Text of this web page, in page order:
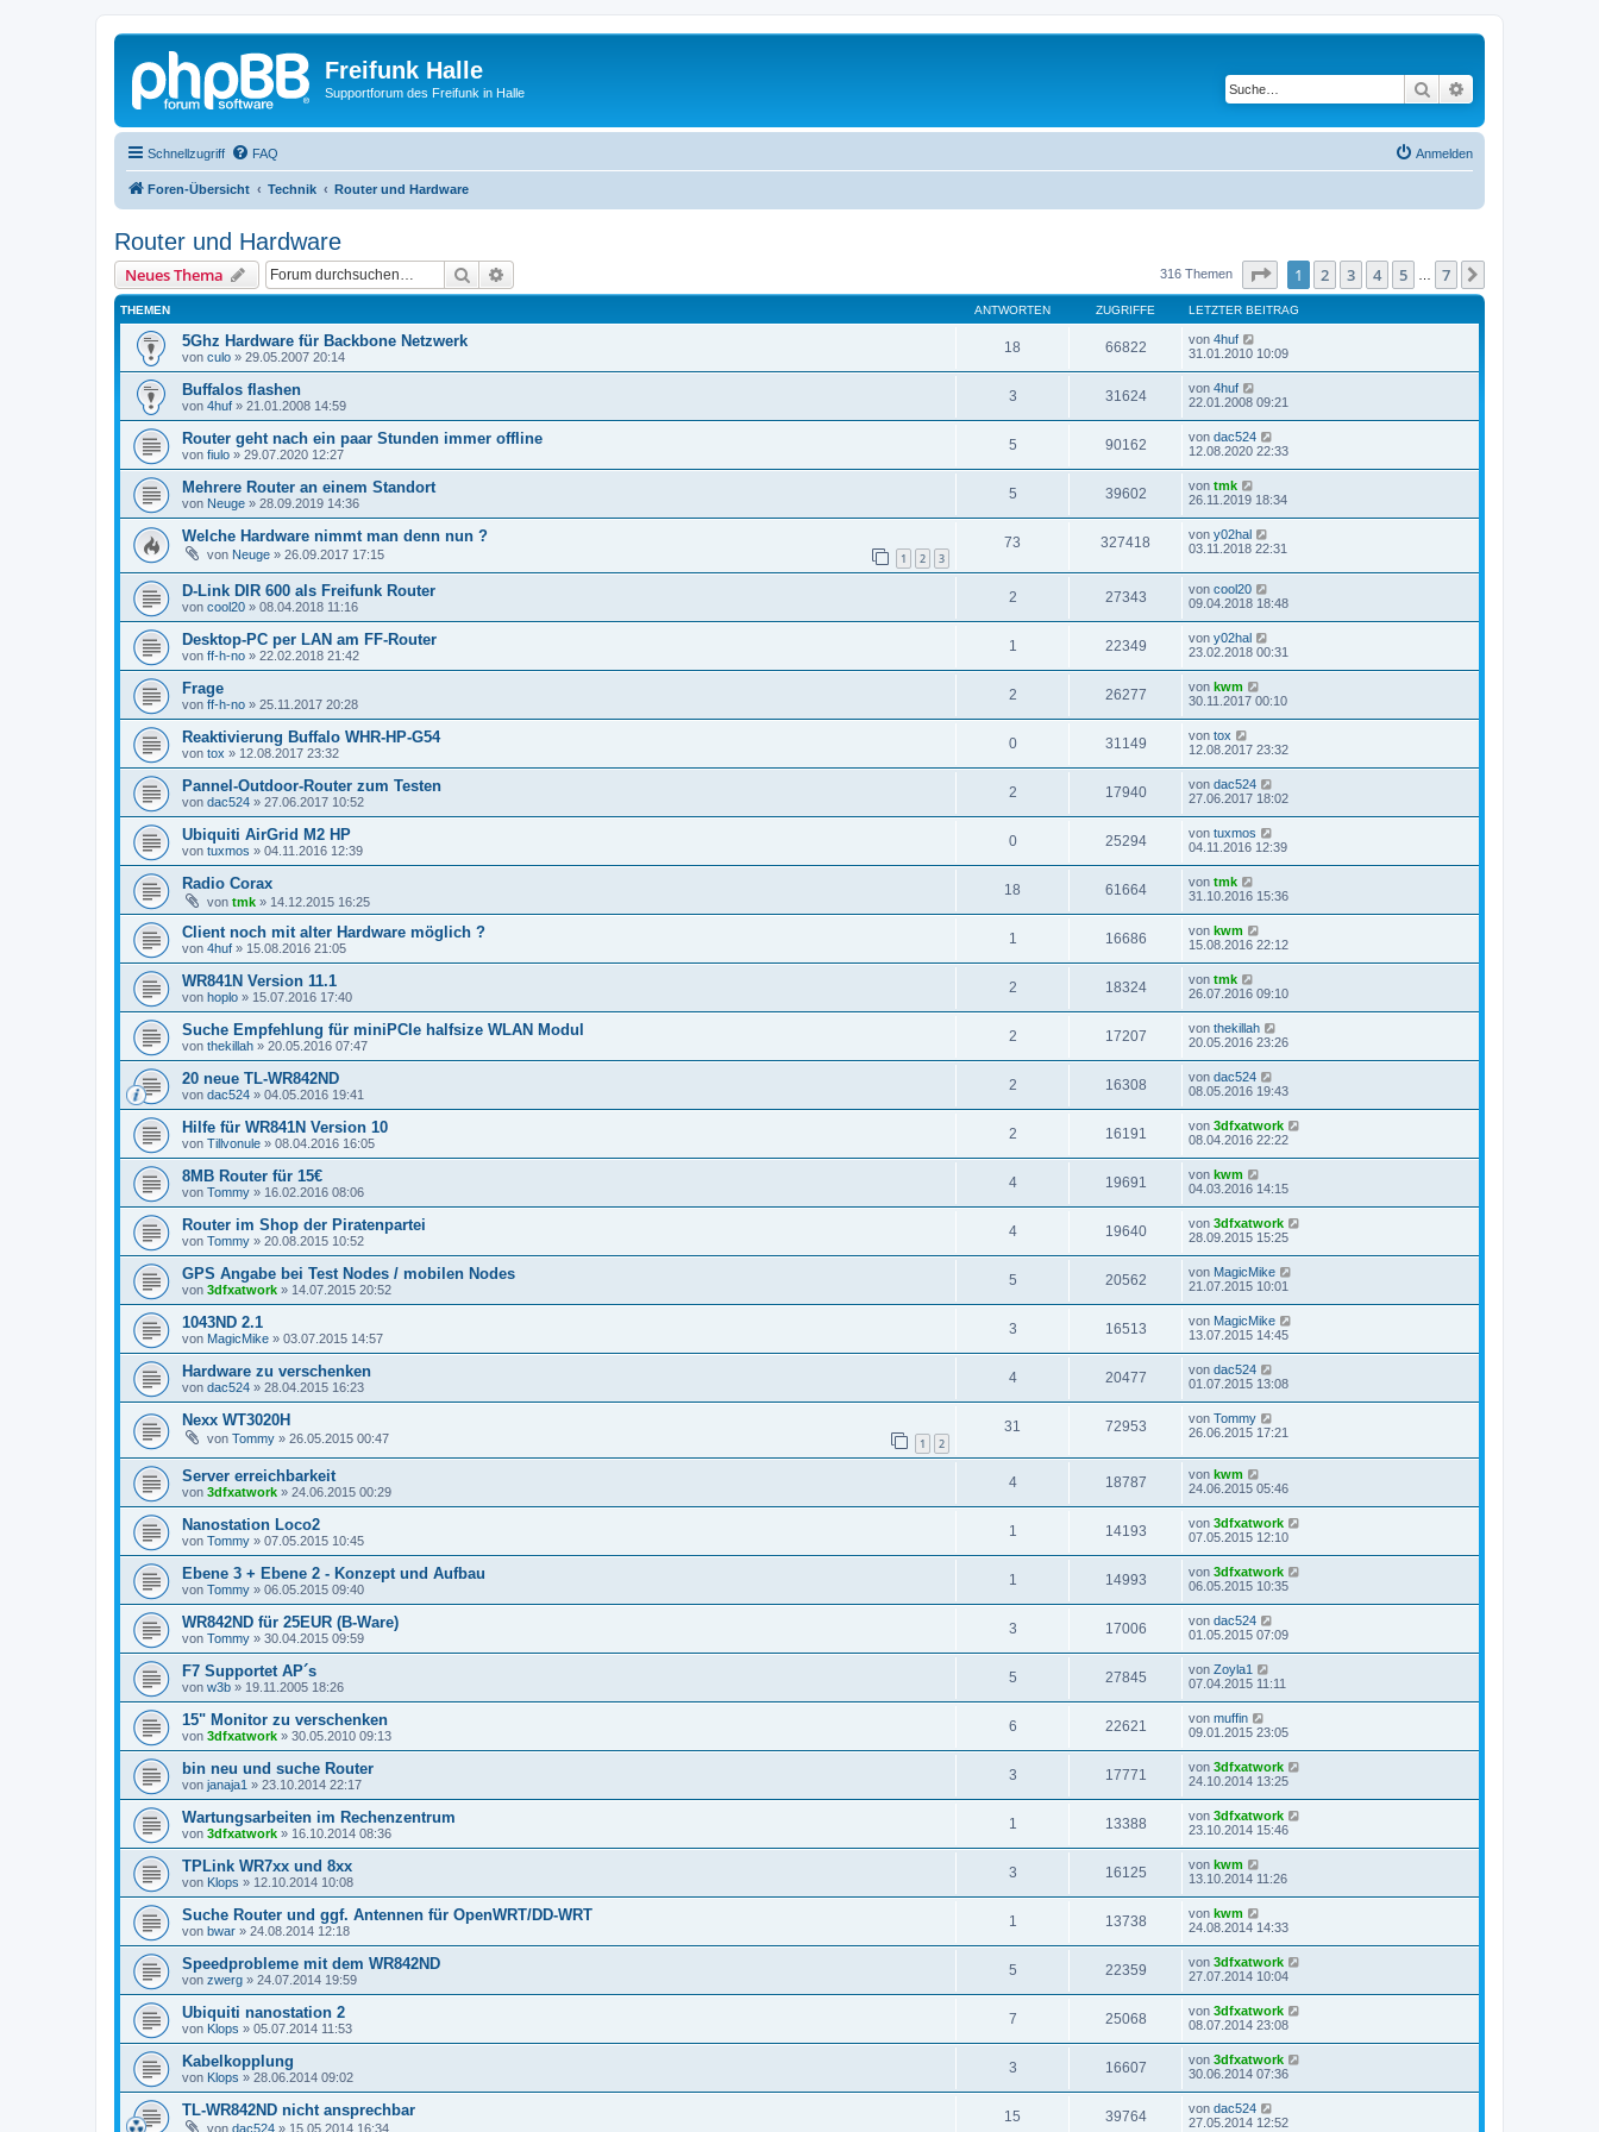
Freifunk Halle
Supportforum des Freifunk in Halle Suche
Schnellzugriff FAQ Anmelden
Foren-Übersicht Technik Router und Hardware
Router und Hardware
Neues Thema Suche 316 Themen Seite von7
1 2 3 4 5 7
THEMEN ANTWORTEN ZUGRIFFE LETZTER BEITRAG
5Ghz Hardware für Backbone Netzwerk
von culo » 29.05.2007 20:14
18 66822 von 4huf
31.01.2010 10:09
Buffalos flashen
von 4huf » 21.01.2008 14:59
3 31624 von 4huf
22.01.2008 09:21
Router geht nach ein paar Stunden immer offline
von fiulo » 29.07.2020 12:27
5 90162 von dac524
12.08.2020 22:33
Mehrere Router an einem Standort
von Neuge » 28.09.2019 14:36
5 39602 von tmk
26.11.2019 18:34
Welche Hardware nimmt man denn nun ?
von Neuge » 26.09.2017 17:15 1 2 3
73 327418 von y02hal
03.11.2018 22:31
D-Link DIR 600 als Freifunk Router
von cool20 » 08.04.2018 11:16
2 27343 von cool20
09.04.2018 18:48
Desktop-PC per LAN am FF-Router
von ff-h-no » 22.02.2018 21:42
1 22349 von y02hal
23.02.2018 00:31
Frage
von ff-h-no » 25.11.2017 20:28
2 26277 von kwm
30.11.2017 00:10
Reaktivierung Buffalo WHR-HP-G54
von tox » 12.08.2017 23:32
0 31149 von tox
12.08.2017 23:32
Pannel-Outdoor-Router zum Testen
von dac524 » 27.06.2017 10:52
2 17940 von dac524
27.06.2017 18:02
Ubiquiti AirGrid M2 HP
von tuxmos » 04.11.2016 12:39
0 25294 von tuxmos
04.11.2016 12:39
Radio Corax
von tmk » 14.12.2015 16:25
18 61664 von tmk
31.10.2016 15:36
Client noch mit alter Hardware möglich ?
von 4huf » 15.08.2016 21:05
1 16686 von kwm
15.08.2016 22:12
WR841N Version 11.1
von hoplo » 15.07.2016 17:40
2 18324 von tmk
26.07.2016 09:10
Suche Empfehlung für miniPCIe halfsize WLAN Modul
von thekillah » 20.05.2016 07:47
2 17207 von thekillah
20.05.2016 23:26
20 neue TL-WR842ND
von dac524 » 04.05.2016 19:41
2 16308 von dac524
08.05.2016 19:43
Hilfe für WR841N Version 10
von Tillvonule » 08.04.2016 16:05
2 16191 von 3dfxatwork
08.04.2016 22:22
8MB Router für 15€
von Tommy » 16.02.2016 08:06
4 19691 von kwm
04.03.2016 14:15
Router im Shop der Piratenpartei
von Tommy » 20.08.2015 10:52
4 19640 von 3dfxatwork
28.09.2015 15:25
GPS Angabe bei Test Nodes / mobilen Nodes
von 3dfxatwork » 14.07.2015 20:52
5 20562 von MagicMike
21.07.2015 10:01
1043ND 2.1
von MagicMike » 03.07.2015 14:57
3 16513 von MagicMike
13.07.2015 14:45
Hardware zu verschenken
von dac524 » 28.04.2015 16:23
4 20477 von dac524
01.07.2015 13:08
Nexx WT3020H
von Tommy » 26.05.2015 00:47 1 2
31 72953 von Tommy
26.06.2015 17:21
Server erreichbarkeit
von 3dfxatwork » 24.06.2015 00:29
4 18787 von kwm
24.06.2015 05:46
Nanostation Loco2
von Tommy » 07.05.2015 10:45
1 14193 von 3dfxatwork
07.05.2015 12:10
Ebene 3 + Ebene 2 - Konzept und Aufbau
von Tommy » 06.05.2015 09:40
1 14993 von 3dfxatwork
06.05.2015 10:35
WR842ND für 25EUR (B-Ware)
von Tommy » 30.04.2015 09:59
3 17006 von dac524
01.05.2015 07:09
F7 Supportet AP´s
von w3b » 19.11.2005 18:26
5 27845 von Zoyla1
07.04.2015 11:11
15" Monitor zu verschenken
von 3dfxatwork » 30.05.2010 09:13
6 22621 von muffin
09.01.2015 23:05
bin neu und suche Router
von janaja1 » 23.10.2014 22:17
3 17771 von 3dfxatwork
24.10.2014 13:25
Wartungsarbeiten im Rechenzentrum
von 3dfxatwork » 16.10.2014 08:36
1 13388 von 3dfxatwork
23.10.2014 15:46
TPLink WR7xx und 8xx
von Klops » 12.10.2014 10:08
3 16125 von kwm
13.10.2014 11:26
Suche Router und ggf. Antennen für OpenWRT/DD-WRT
von bwar » 24.08.2014 12:18
1 13738 von kwm
24.08.2014 14:33
Speedprobleme mit dem WR842ND
von zwerg » 24.07.2014 19:59
5 22359 von 3dfxatwork
27.07.2014 10:04
Ubiquiti nanostation 2
von Klops » 05.07.2014 11:53
7 25068 von 3dfxatwork
08.07.2014 23:08
Kabelkopplung
von Klops » 28.06.2014 09:02
3 16607 von 3dfxatwork
30.06.2014 07:36
TL-WR842ND nicht ansprechbar
von dac524 » 15.05.2014 16:34
15 39764 von dac524
27.05.2014 12:52